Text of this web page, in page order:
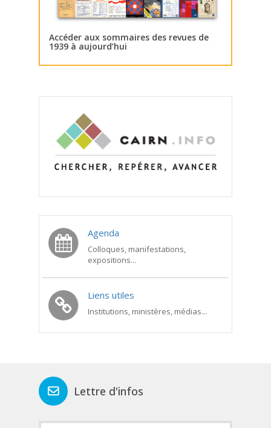
Accéder aux sommaires des revues de
1939 à aujourd’hui
Agenda
Colloques, manifestations,
expositions...
Liens utiles
Institutions, ministères, médias...
Lettre d'infos